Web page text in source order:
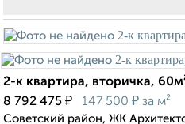
2-к квартира, вторичка,
8 792 475 ₽ 147 500 ₽ за м²
Советский район, ЖК